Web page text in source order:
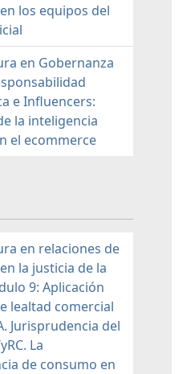
los equipos del
en Gobernanza
e Influencers:
la inteligencia
el ecommerce
en relaciones de
la justicia de la
9: Aplicación
lealtad comercial
Jurisprudencia del
La
de consumo en